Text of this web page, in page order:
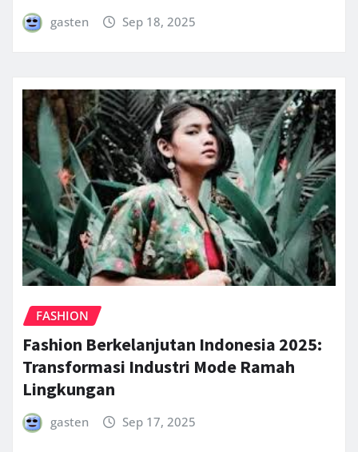
gasten Sep 18, 2025
FASHION
Fashion Berkelanjutan Indonesia 2025:
Transformasi Industri Mode Ramah
Lingkungan
gasten Sep 17, 2025